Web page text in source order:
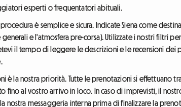
esperti o frequentatori abituali.
è semplice e sicura. Indicate Siena come
e l'atmosfera pre-corsa). Utilizzate i nostri filtri per
il tempo di leggere le descrizioni e le recensioni
è la nostra priorità. Tutte le prenotazioni si effettuano
fino al vostro arrivo in loco. In caso di imprevisti, il
nostra messaggeria interna prima di finalizzare la